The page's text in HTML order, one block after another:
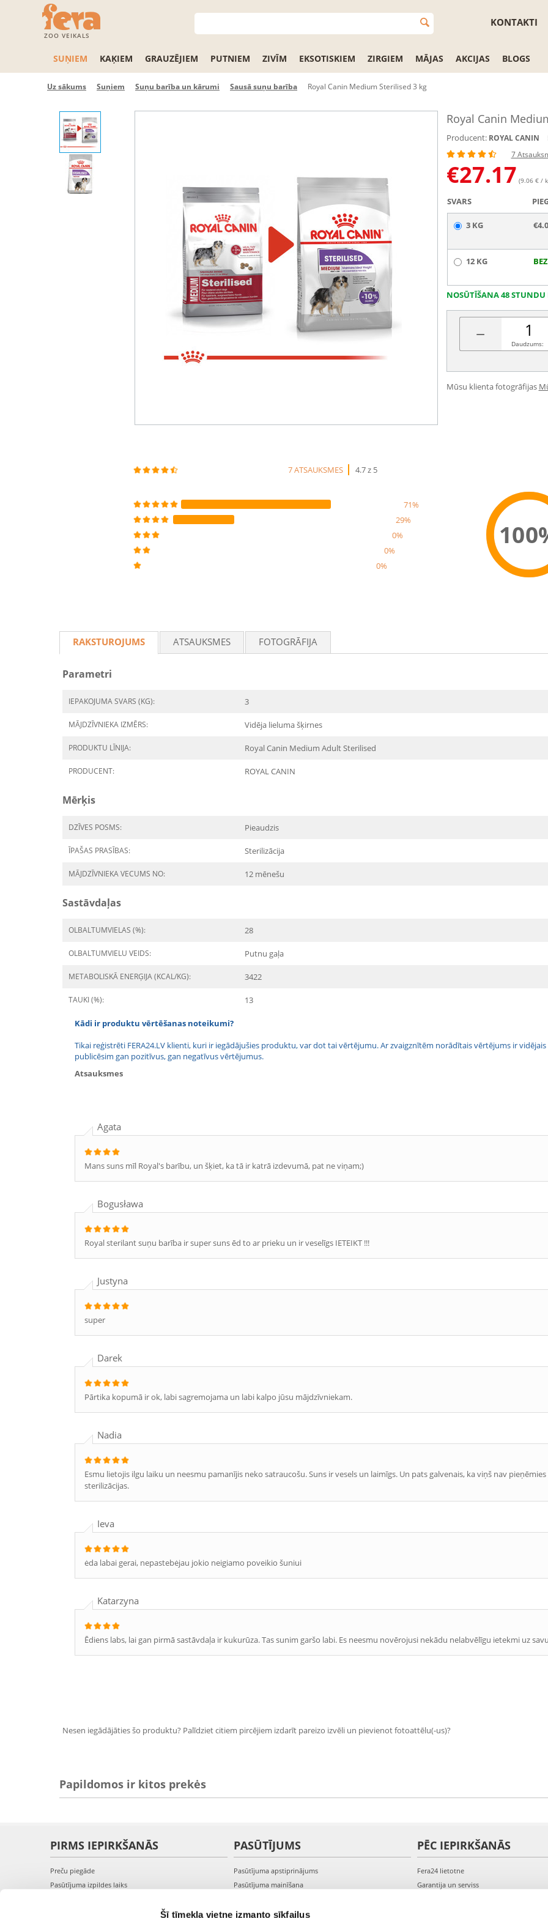
Šī tīmekļa vietne izmanto sīkfailus
ZOO VEIKALS
KONTAKTI
SUŅIEM KAĶIEM GRAUZĒJIEM PUTNIEM ZIVĪM EKSOTISKIEM ZIRGIEM MĀJAS AKCIJAS BLOGS
Uz sākums Suņiem Suņu barība un kārumi Sausā suņu barība Royal Canin Medium Sterilised 3 kg
Royal Canin
Producent: ROYAL CANIN
7
€27.17 (9.06 € /
SVARS
3 KG
12 KG
NOSŪTĪŠANA 48 STUNDU
− Daudzums:
Mūsu klienta fotogrāfijas
7 ATSAUKSMES 4.7 z 5
71%
29%
0%
0%
0%
RAKSTUROJUMS ATSAUKSMES FOTOGRĀFIJA
Parametri
IEPAKOJUMA SVARS (KG): 3
MĀJDZĪVNIEKA IZMĒRS: Vidēja lieluma šķirnes
PRODUKTU LĪNIJA: Royal Canin Medium Adult Sterilised
PRODUCENT: ROYAL CANIN
Mērķis
DZĪVES POSMS: Pieaudzis
ĪPAŠAS PRASĪBAS: Sterilizācija
MĀJDZĪVNIEKA VECUMS NO: 12 mēnešu
Sastāvdaļas
OLBALTUMVIELAS (%): 28
OLBALTUMVIELU VEIDS: Putnu gaļa
METABOLISKĀ ENERĢIJA (KCAL/KG): 3422
TAUKI (%): 13
Kādi ir produktu vērtēšanas noteikumi?
Tikai reģistrēti FERA24.LV klienti, kuri ir iegādājušies produktu, var dot tai vērtējumu. Ar zvaigznītēm norādītais vērtējums ir
publicēsim gan pozitīvus, gan negatīvus vērtējumus.
Atsauksmes
Agata
Mans suns mīl Royal's barību, un šķiet, ka tā ir katrā izdevumā, pat ne viņam;)
Bogusława
Royal sterilant suņu barība ir super suns ēd to ar prieku un ir veselīgs IETEIKT !!!
Justyna
super
Darek
Pārtika kopumā ir ok, labi sagremojama un labi kalpo jūsu mājdzīvniekam.
Nadia
Esmu lietojis ilgu laiku un neesmu pamanījis neko satraucošu. Suns ir vesels un laimīgs. Un pats galvenais, ka viņš nav
sterilizācijas.
Ieva
ėda labai gerai, nepastebėjau jokio neigiamo poveikio šuniui
Katarzyna
Ēdiens labs, lai gan pirmā sastāvdaļa ir kukurūza. Tas sunim garšo labi. Es neesmu novērojusi nekādu nelabvēlīgu ietekmi uz
Nesen iegādājāties šo produktu? Palīdziet citiem pircējiem izdarīt pareizo izvēli un pievienot fotoattēlu(-us)?
Papildomos ir kitos prekės
PIRMS IEPIRKŠANĀS
Preču piegāde
Pasūtījuma izpildes laiks
PASŪTĪJUMS
Pasūtījuma apstiprinājums
Pasūtījuma mainīšana
Pieslēgšanās kontam
PĒC IEPIRKŠANĀS
Fera24 lietotne
Garantija un serviss